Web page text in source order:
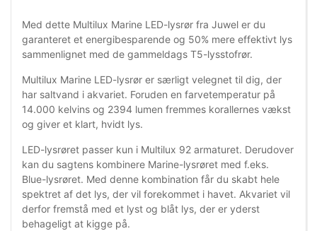
Med dette Multilux Marine LED-lysrør fra Juwel er du
garanteret et energibesparende og 50% mere effektivt lys
sammenlignet med de gammeldags T5-lysstofrør.
Multilux Marine LED-lysrør er særligt velegnet til dig, der
har saltvand i akvariet. Foruden en farvetemperatur på
14.000 kelvins og 2394 lumen fremmes korallernes vækst
og giver et klart, hvidt lys.
LED-lysrøret passer kun i Multilux 92 armaturet. Derudover
kan du sagtens kombinere Marine-lysrøret med f.eks.
Blue-lysrøret. Med denne kombination får du skabt hele
spektret af det lys, der vil forekommet i havet. Akvariet vil
derfor fremstå med et lyst og blåt lys, der er yderst
behageligt at kigge på.